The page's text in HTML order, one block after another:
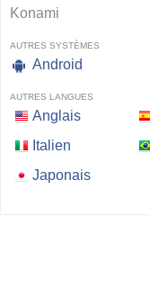
Konami
AUTRES SYSTÈMES
Android
AUTRES LANGUES
Anglais
Italien
Japonais